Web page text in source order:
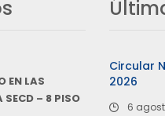
EN LAS
SECD – 8 PISO
Circular
2026
6